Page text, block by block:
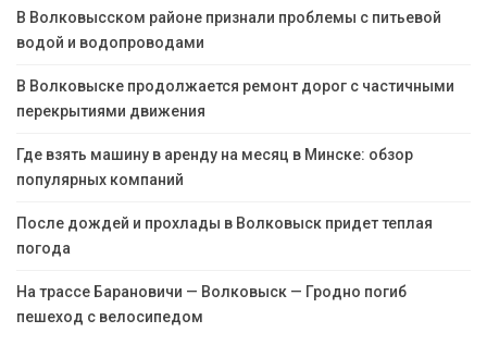
В Волковысском районе признали проблемы с питьевой
водой и водопроводами
В Волковыске продолжается ремонт дорог с частичными
перекрытиями движения
Где взять машину в аренду на месяц в Минске: обзор
популярных компаний
После дождей и прохлады в Волковыск придет теплая
погода
На трассе Барановичи — Волковыск — Гродно погиб
пешеход с велосипедом